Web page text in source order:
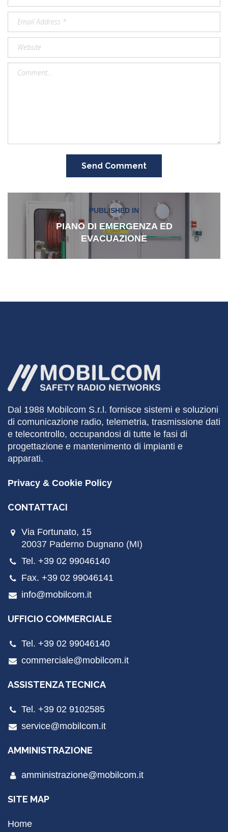
Send Comment
Navigazione
articoli
PUBLISHED IN
PIANO DI EMERGENZA ED
EVACUAZIONE
Dal 1988 Mobilcom S.r.l. fornisce sistemi e soluzioni
di comunicazione radio, telemetria, trasmissione dati
e telecontrollo, occupandosi di tutte le fasi di
progettazione e mantenimento di impianti e
apparati.
Privacy & Cookie Policy
CONTATTACI
Via Fortunato, 15
20037 Paderno Dugnano (MI)
Tel. +39 02 99046140
Fax. +39 02 99046141
info@mobilcom.it
UFFICIO COMMERCIALE
Tel. +39 02 99046140
commerciale@mobilcom.it
ASSISTENZA TECNICA
Tel. +39 02 9102585
service@mobilcom.it
AMMINISTRAZIONE
amministrazione@mobilcom.it
SITE MAP
Home